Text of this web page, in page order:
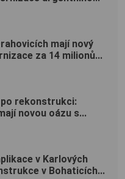
mají nový
za 14 milionů...
rekonstrukci:
novou oázu s...
v Karlových
v Bohaticích...